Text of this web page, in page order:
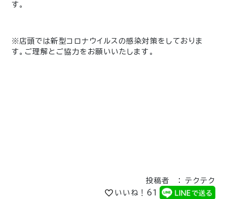
す。
※店頭では新型コロナウイルスの感染対策をしておりま
す。ご理解とご協力をお願いいたします。
投稿者 ： テクテク
いいね！ 61